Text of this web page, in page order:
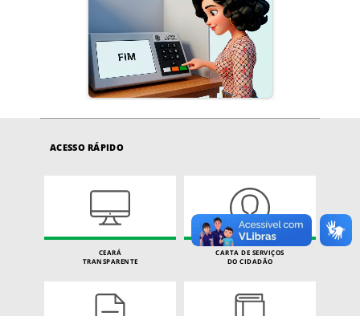
ACESSO RÁPIDO
CEARÁ
TRANSPARENTE
CARTA DE SERVIÇOS
DO CIDADÃO